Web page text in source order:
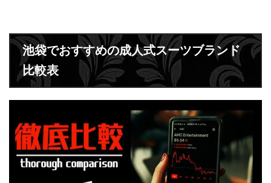
池袋でおすすめの成人式スーツブランド
比較表